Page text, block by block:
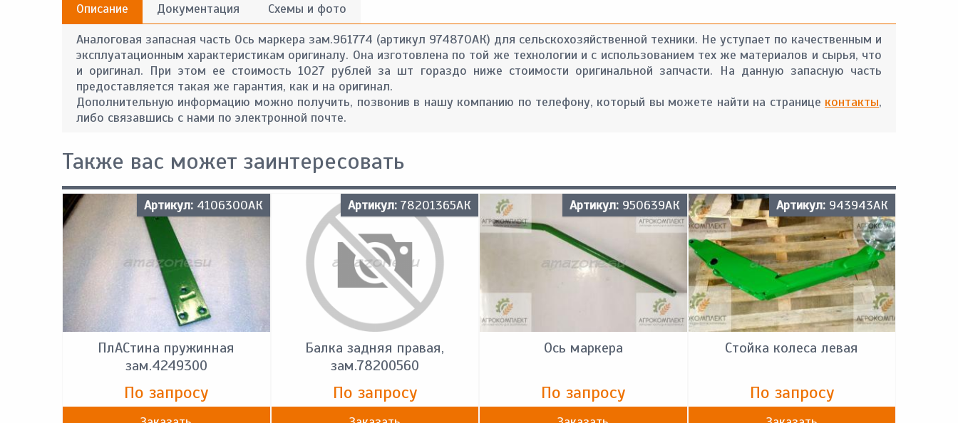
Описание Документация
Схемы и фото
Аналоговая запасная часть Ось маркера зам.961774 (артикул 974870АК) для сельскохозяйственной техники. Не уступает по качественным и
эксплуатационным характеристикам оригиналу. Она изготовлена по той же технологии и с использованием тех же материалов и сырья, что
и оригинал. При этом ее стоимость 1027 рублей за шт гораздо ниже стоимости оригинальной запчасти. На данную запасную часть
предоставляется такая же гарантия, как и на оригинал.
Дополнительную информацию можно получить, позвонив в нашу компанию по телефону, который вы можете найти на странице контакты,
либо связавшись с нами по электронной почте.
Также вас может заинтересовать
Артикул: 4106300АК
ПлACтина пружинная
зам.4249300
По запросу
Артикул: 78201365АК
Балка задняя правая,
зам.78200560
По запросу
Артикул: 950639АК
Ось маркера
По запросу
Артикул: 943943АК
Стойка колеса левая
По запросу